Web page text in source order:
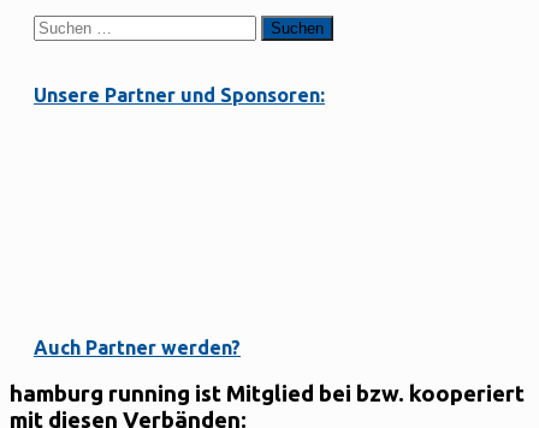
Suchen
nach:
Unsere Partner und Sponsoren:
Auch Partner werden?
hamburg running ist Mitglied bei bzw. kooperiert
mit diesen Verbänden: